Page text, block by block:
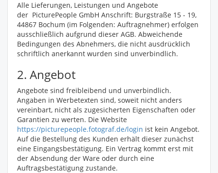
Alle Lieferungen, Leistungen und Angebote
der PicturePeople GmbH Anschrift: Burgstraße 15 - 19,
44867 Bochum (im Folgenden: Auftragnehmer) erfolgen
ausschließlich aufgrund dieser AGB. Abweichende
Bedingungen des Abnehmers, die nicht ausdrücklich
schriftlich anerkannt wurden sind unverbindlich.
2. Angebot
Angebote sind freibleibend und unverbindlich.
Angaben in Werbetexten sind, soweit nicht anders
vereinbart, nicht als zugesicherten Eigenschaften oder
Garantien zu werten. Die Website
https://picturepeople.fotograf.de/login ist kein Angebot.
Auf die Bestellung des Kunden erhält dieser zunächst
eine Eingangsbestätigung. Ein Vertrag kommt erst mit
der Absendung der Ware oder durch eine
Auftragsbestätigung zustande.